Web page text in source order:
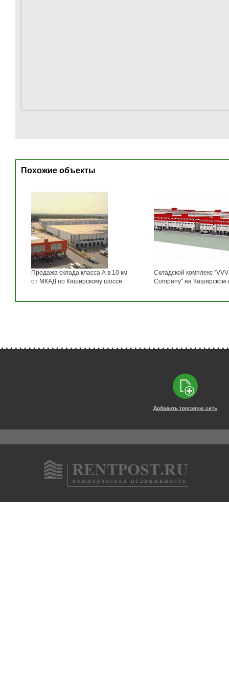
Похожие объекты
Продажа склада класса А в 10 км
от МКАД по Каширскому шоссе
Складской комплекс
Company" на Каширском
Добавить торговую сеть